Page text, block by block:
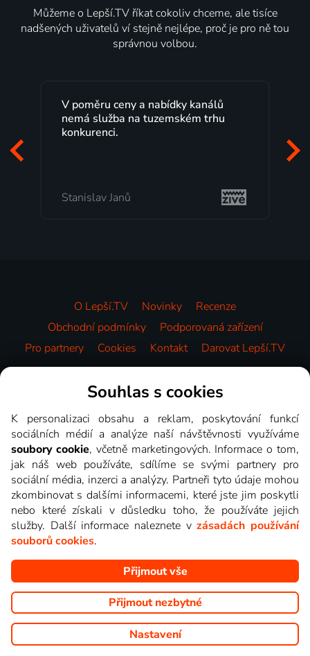
Můžeme o Lepší.TV říkat cokoliv chceme, ale tisíce
nadšených uživatelů ví stejně nejlépe, proč je pro ně tou
správnou volbou.
V poměru ceny a nabídky kanálů
nemá služba na tuzemském trhu
konkurenci.
Stanislav Janů
O Lepší.TV Novinky
Recenze
Obchodní podmínky
Podporovaná zařízení
Pro partnery
Cookies Kontakt Darovat Lepší.TV
Videotéka
Copyright © goNET s.r.o. Na tomto webu jsou zobrazovány
obrázky z pořadů TV stanic, které můžete sledovat v Lepší.TV.
Souhlas s cookies
K personalizaci obsahu a reklam, poskytování funkcí
sociálních médií a analýze naší návštěvnosti využíváme
soubory cookie, včetně marketingových. Informace o tom,
jak náš web používáte, sdílíme se svými partnery pro
sociální média, inzerci a analýzy. Partneři tyto údaje mohou
zkombinovat s dalšími informacemi, které jste jim poskytli
nebo které získali v důsledku toho, že používáte jejich
služby. Další informace naleznete vzásadách používání
souborů cookies.
Přijmout vše
Přijmout nezbytné
Nastavení